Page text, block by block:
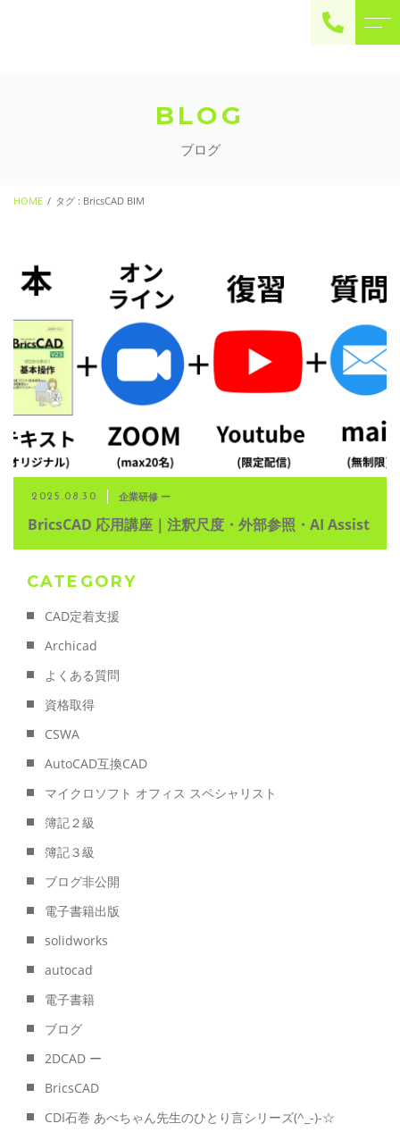
BLOG
ブログ
HOME タグ : BricsCAD BIM
2025.08.30 企業研修 ー
BricsCAD 応用講座｜注釈尺度・外部参照・AI Assist
CATEGORY
CAD定着支援
Archicad
よくある質問
資格取得
CSWA
AutoCAD互換CAD
マイクロソフト オフィス スペシャリスト
簿記２級
簿記３級
ブログ非公開
電子書籍出版
solidworks
autocad
電子書籍
ブログ
2DCAD ー
BricsCAD
CDI石巻 あべちゃん先生のひとり言シリーズ(^_-)-☆